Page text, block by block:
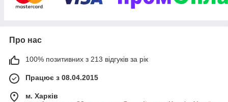
монтажний інструмент,
механічний інструмент,
сантехнічний інструмент,
вимірювальний інструмент,
автомобільний інструмент,
Про нас
100% позитивних з 213 відгуків за рік
Працює з 08.04.2015
м. Харків